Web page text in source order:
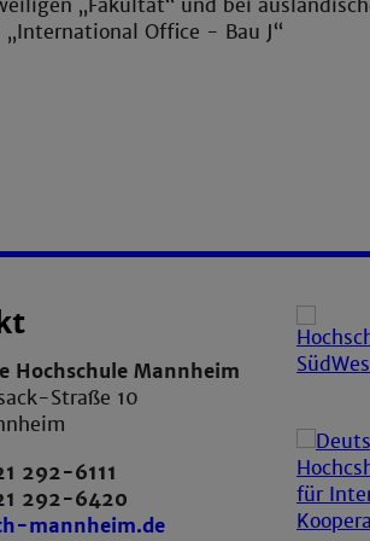
„Fakultät“ und bei
„International Office - Bau J“
Hochschule Mannheim
Straße 10
292-6111
292-6420
mannheim.de